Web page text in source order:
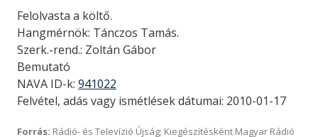
Felolvasta a költő.
Hangmérnök: Tánczos Tamás.
Szerk.-rend.: Zoltán Gábor
Bemutató
NAVA ID-k: 941022
Felvétel, adás vagy ismétlések dátumai: 2010-01-17
Forrás: Rádió- és Televízió Újság; Kiegészítésként Magyar Rádió